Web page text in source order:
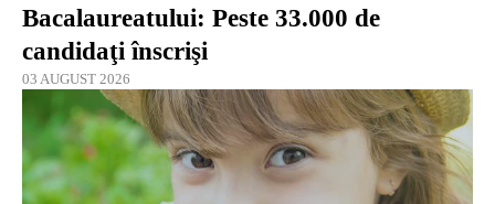
Bacalaureatului: Peste 33.000 de
candidaţi înscrişi
03 AUGUST 2026